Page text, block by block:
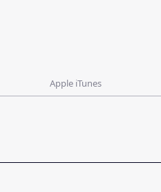
Apple iTunes